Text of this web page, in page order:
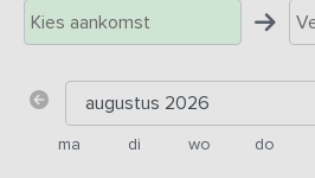
ma di wo do